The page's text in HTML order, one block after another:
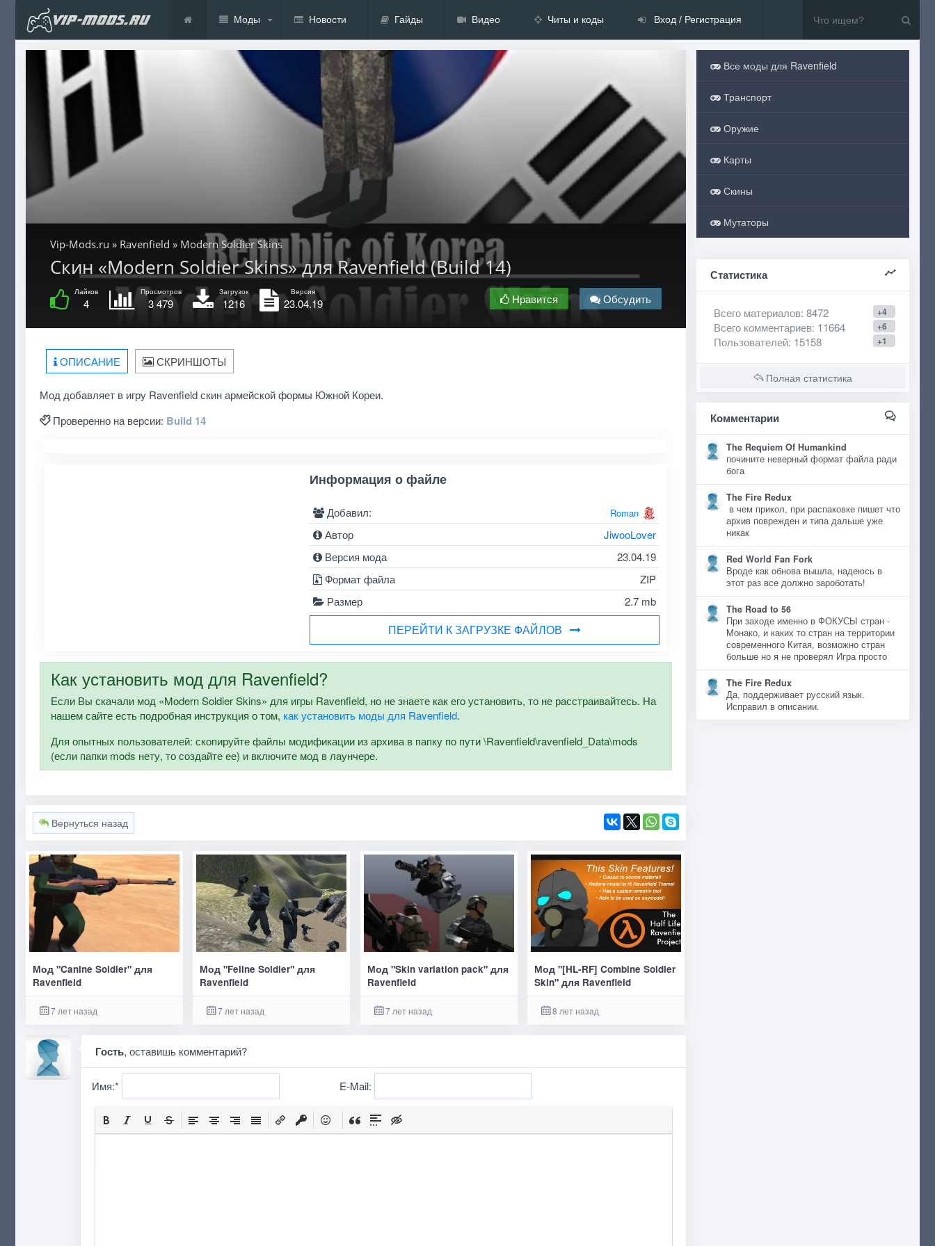
Моды Новости Гайды Видео Читы и коды Вход / Регистрация
Vip-Mods.ru » Ravenfield » Modern Soldier Skins
Скин «Modern Soldier Skins» для Ravenfield (Build 14)
Лайков
4
Просмотров
3 479
Загрузок
1216
Версия
23.04.19 Нравится Обсудить
ОПИСАНИЕ СКРИНШОТЫ
Мод добавляет в игру Ravenfield скин армейской формы Южной Кореи.
Проверенно на версии: Build 14
Информация о файле
Добавил: Roman
Автор
JiwooLover
Версия мода
23.04.19
Формат файла
ZIP
Размер
2.7 mb
ПЕРЕЙТИ К ЗАГРУЗКЕ ФАЙЛОВ
Как установить мод для Ravenfield?
Если Вы скачали мод «Modern Soldier Skins» для игры Ravenfield, но не знаете как его установить, то не расстраивайтесь. На
нашем сайте есть подробная инструкция о том, как установить моды для Ravenfield.
Для опытных пользователей: скопируйте файлы модификации из архива в папку по пути \Ravenfield\ravenfield_Data\mods
(если папки mods нету, то создайте ее) и включите мод в лаунчере.
Вернуться назад
Мод "Canine Soldier" для
Ravenfield
7 лет назад
Мод "Feline Soldier" для
Ravenfield
7 лет назад
Мод "Skin variation pack" для
Ravenfield
7 лет назад
Мод "[HL-RF] Combine Soldier
Skin" для Ravenfield
8 лет назад
Гость, оставишь комментарий?
Имя:* E-Mail:
Все моды для Ravenfield
Транспорт
Оружие
Карты
Скины
Мутаторы
Статистика
+4
Всего материалов: 8472
+6
Всего комментариев: 11664
+1
Пользователей: 15158
Полная статистика
Комментарии
The Requiem Of Humankind
почините неверный формат файла ради
бога
The Fire Redux
в чем прикол, при распаковке пишет что
архив поврежден и типа дальше уже
никак
Red World Fan Fork
Вроде как обнова вышла, надеюсь в
этот раз все должно зароботать!
The Road to 56
При заходе именно в ФОКУСЫ стран -
Монако, и каких то стран на территории
современного Китая, возможно стран
больше но я не проверял Игра просто
The Fire Redux
Да, поддерживает русский язык.
Исправил в описании.